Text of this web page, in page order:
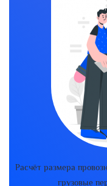
Расчёт размера
грузовые